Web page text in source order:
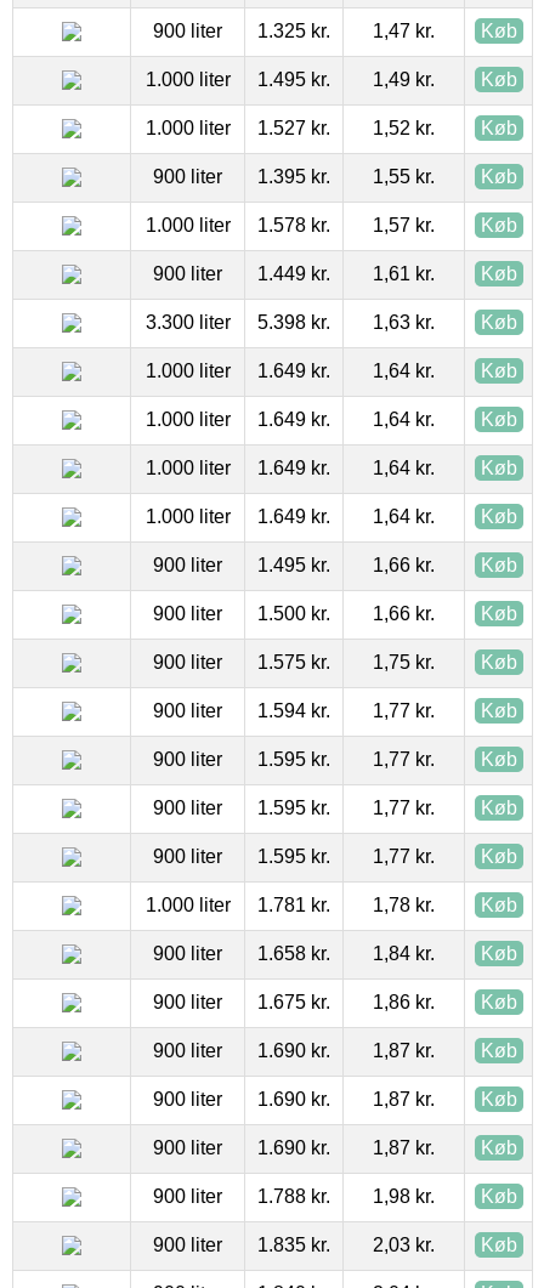
900 liter 1.325 kr. 1,47 kr. Køb
1.000 liter 1.495 kr. 1,49 kr. Køb
1.000 liter 1.527 kr. 1,52 kr. Køb
900 liter 1.395 kr. 1,55 kr. Køb
1.000 liter 1.578 kr. 1,57 kr. Køb
900 liter 1.449 kr. 1,61 kr. Køb
3.300 liter 5.398 kr. 1,63 kr. Køb
1.000 liter 1.649 kr. 1,64 kr. Køb
1.000 liter 1.649 kr. 1,64 kr. Køb
1.000 liter 1.649 kr. 1,64 kr. Køb
1.000 liter 1.649 kr. 1,64 kr. Køb
900 liter 1.495 kr. 1,66 kr. Køb
900 liter 1.500 kr. 1,66 kr. Køb
900 liter 1.575 kr. 1,75 kr. Køb
900 liter 1.594 kr. 1,77 kr. Køb
900 liter 1.595 kr. 1,77 kr. Køb
900 liter 1.595 kr. 1,77 kr. Køb
900 liter 1.595 kr. 1,77 kr. Køb
1.000 liter 1.781 kr. 1,78 kr. Køb
900 liter 1.658 kr. 1,84 kr. Køb
900 liter 1.675 kr. 1,86 kr. Køb
900 liter 1.690 kr. 1,87 kr. Køb
900 liter 1.690 kr. 1,87 kr. Køb
900 liter 1.690 kr. 1,87 kr. Køb
900 liter 1.788 kr. 1,98 kr. Køb
900 liter 1.835 kr. 2,03 kr. Køb